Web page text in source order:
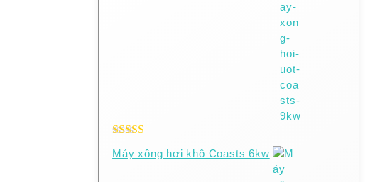
hạng5.005
Máy xông hơi khô Coasts 6kw